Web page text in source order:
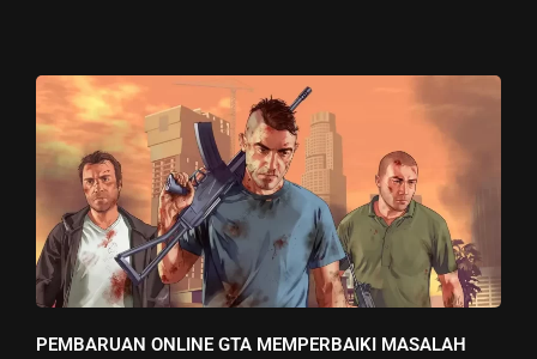
PEMBARUAN ONLINE GTA MEMPERBAIKI MASALAH